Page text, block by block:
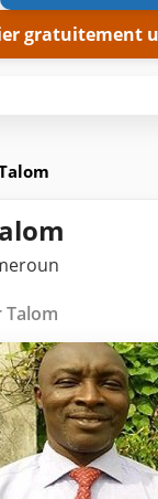
gratuitement
Talom